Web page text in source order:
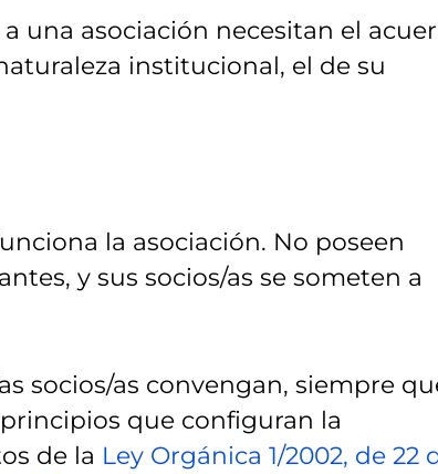
una asociación necesitan el
institucional, el de su
la asociación. No poseen
y sus socios/as se someten a
socios/as convengan, siempre
que configuran la
de la Ley Orgánica 1/2002, de 22